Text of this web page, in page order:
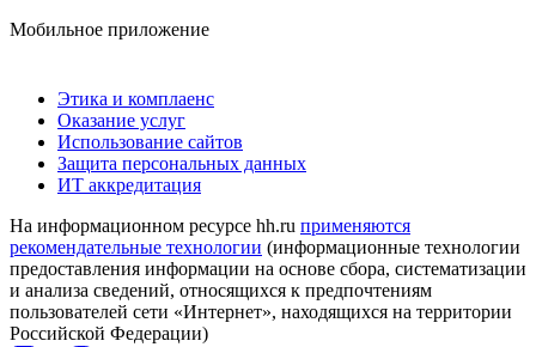
Мобильное приложение
Этика и комплаенс
Оказание услуг
Использование сайтов
Защита персональных данных
ИТ аккредитация
На информационном ресурсе hh.ru применяются
рекомендательные технологии (информационные технологии
предоставления информации на основе сбора, систематизации
и анализа сведений, относящихся к предпочтениям
пользователей сети «Интернет», находящихся на территории
Российской Федерации)